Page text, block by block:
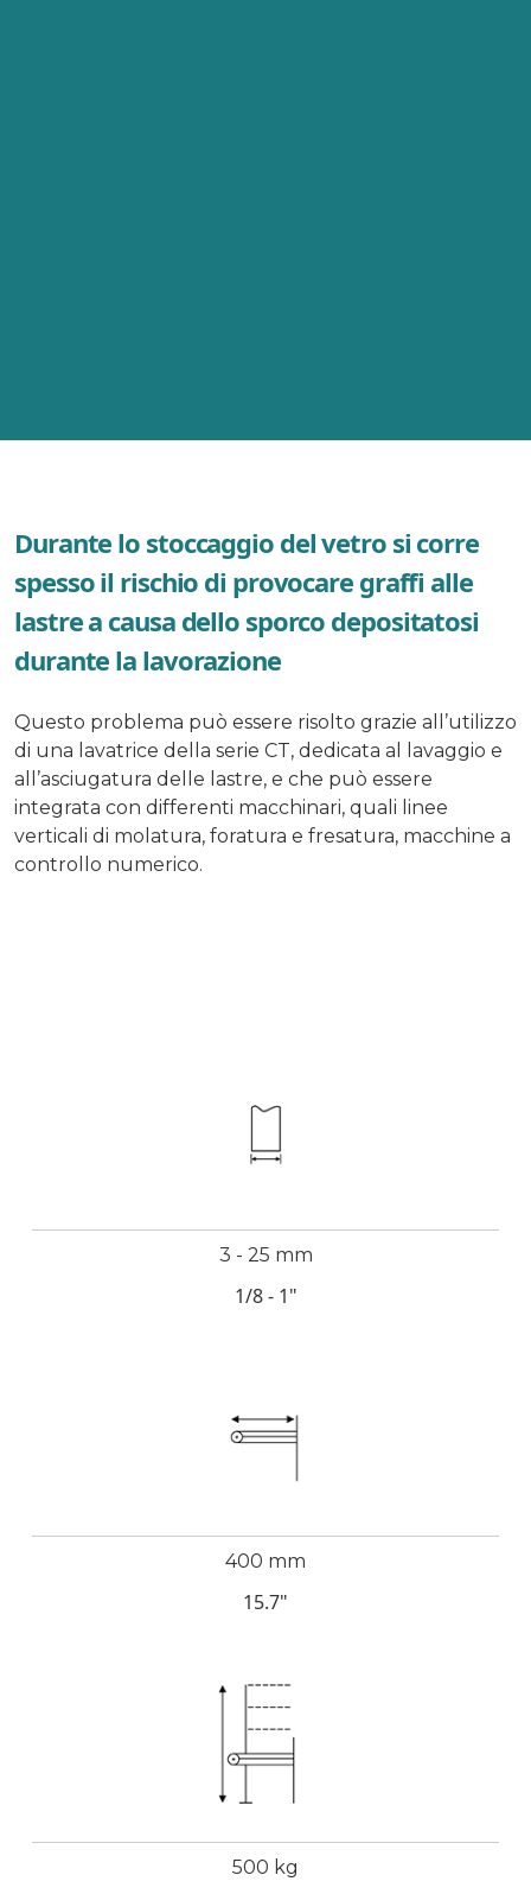
Durante lo stoccaggio del vetro si corre
spesso il rischio di provocare graffi alle
lastre a causa dello sporco depositatosi
durante la lavorazione
Questo problema può essere risolto grazie all’utilizzo
di una lavatrice della serie CT, dedicata al lavaggio e
all’asciugatura delle lastre, e che può essere
integrata con differenti macchinari, quali linee
verticali di molatura, foratura e fresatura, macchine a
controllo numerico.
3 - 25 mm
1/8 - 1"
400 mm
15.7"
500 kg